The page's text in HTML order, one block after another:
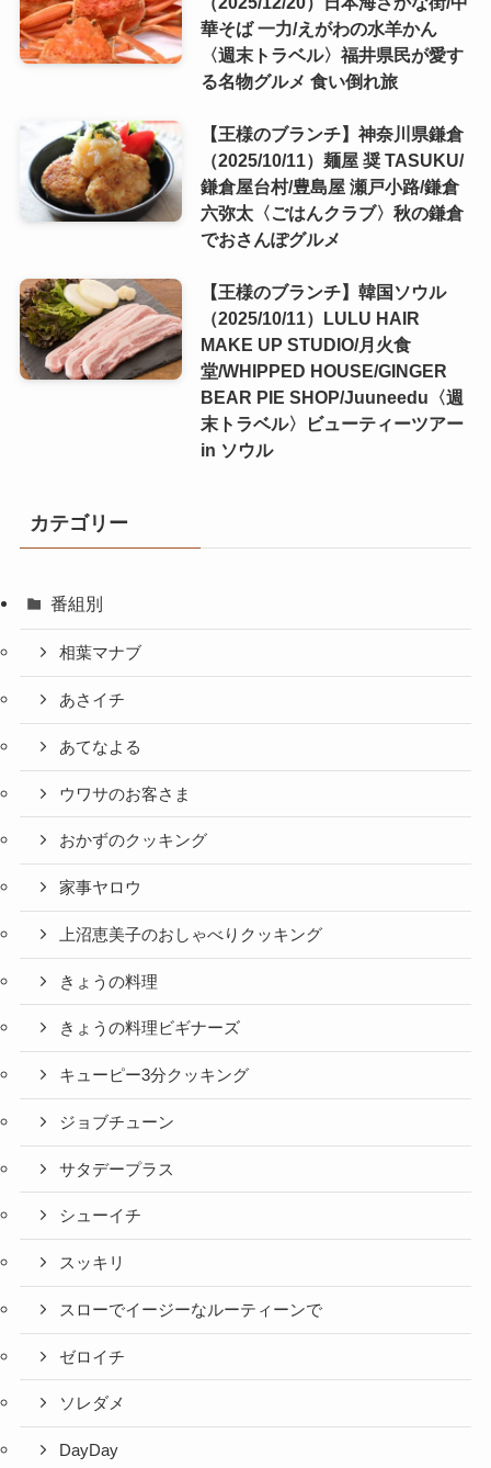
華そば 一力/えがわの水羊かん
〈週末トラベル〉福井県民が愛す
る名物グルメ 食い倒れ旅
【王様のブランチ】神奈川県鎌倉
（2025/10/11）麺屋 奨 TASUKU/
鎌倉屋台村/豊島屋 瀬戸小路/鎌倉
六弥太〈ごはんクラブ〉秋の鎌倉
でおさんぽグルメ
【王様のブランチ】韓国ソウル
（2025/10/11）LULU HAIR
MAKE UP STUDIO/月火食
堂/WHIPPED HOUSE/GINGER
BEAR PIE SHOP/Juuneedu〈週
末トラベル〉ビューティーツアー
in ソウル
カテゴリー
番組別
相葉マナブ
あさイチ
あてなよる
ウワサのお客さま
おかずのクッキング
家事ヤロウ
上沼恵美子のおしゃべりクッキング
きょうの料理
きょうの料理ビギナーズ
キューピー3分クッキング
ジョブチューン
サタデープラス
シューイチ
スッキリ
スローでイージーなルーティーンで
ゼロイチ
ソレダメ
DayDay